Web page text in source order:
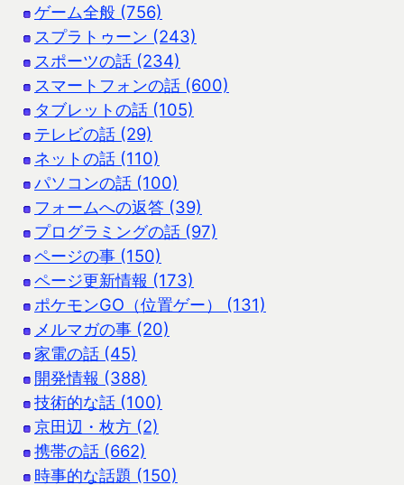
ゲーム全般 (756)
スプラトゥーン (243)
スポーツの話 (234)
スマートフォンの話 (600)
タブレットの話 (105)
テレビの話 (29)
ネットの話 (110)
パソコンの話 (100)
フォームへの返答 (39)
プログラミングの話 (97)
ページの事 (150)
ページ更新情報 (173)
ポケモンGO（位置ゲー） (131)
メルマガの事 (20)
家電の話 (45)
開発情報 (388)
技術的な話 (100)
京田辺・枚方 (2)
携帯の話 (662)
時事的な話題 (150)